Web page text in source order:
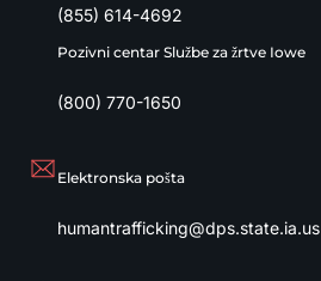
(855) 614-4692
Pozivni centar Službe za žrtve Iowe
(800) 770-1650
Elektronska pošta
humantrafficking@dps.state.ia.us